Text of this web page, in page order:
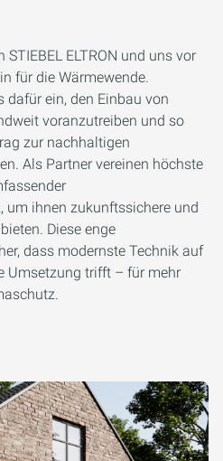
ELTRON und uns vor
für die Wärmewende.
dafür ein, den Einbau von
voranzutreiben und so
zur nachhaltigen
Als Partner vereinen höchste
um ihnen zukunftssichere und
Diese enge
dass modernste Technik auf
Umsetzung trifft – für mehr